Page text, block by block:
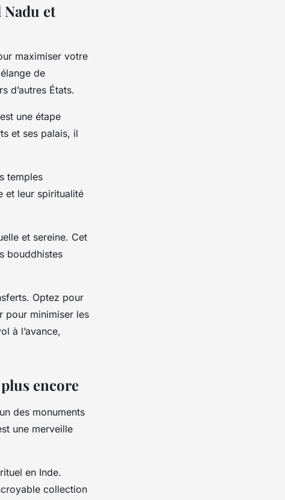
et
maximiser votre
de
d’autres États.
une étape
et ses palais, il
temples
et leur spiritualité
et sereine. Cet
bouddhistes
Optez pour
pour minimiser les
à l’avance,
encore
des monuments
une merveille
en Inde.
collection